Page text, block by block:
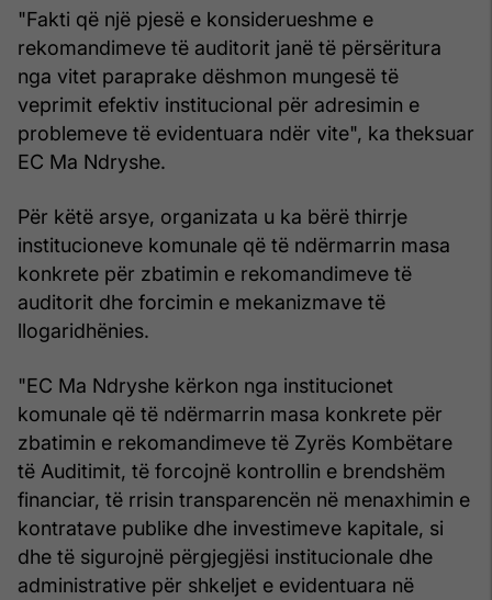
"Fakti që një pjesë e konsiderueshme e
rekomandimeve të auditorit janë të përsëritura
nga vitet paraprake dëshmon mungesë të
veprimit efektiv institucional për adresimin e
problemeve të evidentuara ndër vite", ka theksuar
EC Ma Ndryshe.
Për këtë arsye, organizata u ka bërë thirrje
institucioneve komunale që të ndërmarrin masa
konkrete për zbatimin e rekomandimeve të
auditorit dhe forcimin e mekanizmave të
llogaridhënies.
"EC Ma Ndryshe kërkon nga institucionet
komunale që të ndërmarrin masa konkrete për
zbatimin e rekomandimeve të Zyrës Kombëtare
të Auditimit, të forcojnë kontrollin e brendshëm
financiar, të rrisin transparencën në menaxhimin e
kontratave publike dhe investimeve kapitale, si
dhe të sigurojnë përgjegjësi institucionale dhe
administrative për shkeljet e evidentuara në